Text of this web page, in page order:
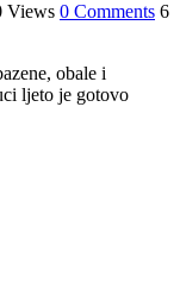
Views 0 Comments 6
obale i
ljeto je gotovo